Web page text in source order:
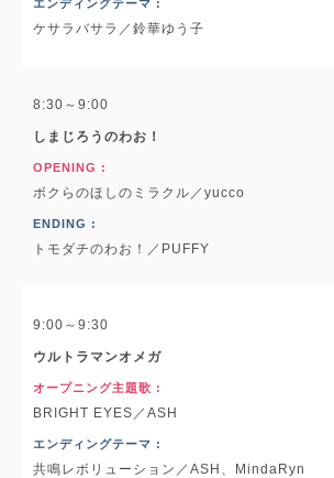
エンディングテーマ :
ケサラバサラ／鈴華ゆう子
8:30～9:00
しまじろうのわお！
OPENING :
ボクらのほしのミラクル／yucco
ENDING :
トモダチのわお！／PUFFY
9:00～9:30
ウルトラマンオメガ
オープニング主題歌 :
BRIGHT EYES／ASH
エンディングテーマ :
共鳴レボリューション／ASH、MindaRyn